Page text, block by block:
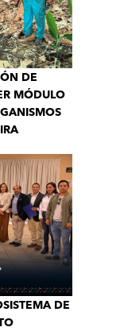
DE
MÓDULO
DE